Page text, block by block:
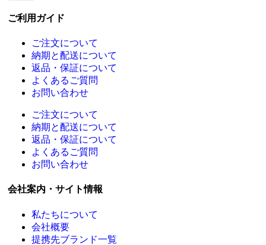
ご利用ガイド
ご注文について
納期と配送について
返品・保証について
よくあるご質問
お問い合わせ
ご注文について
納期と配送について
返品・保証について
よくあるご質問
お問い合わせ
会社案内・サイト情報
私たちについて
会社概要
提携先ブランド一覧